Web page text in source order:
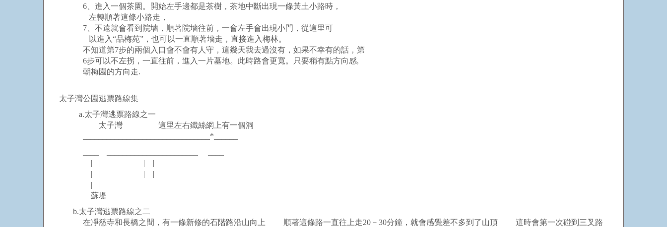
6、進入一個茶園。開始左手邊都是茶樹，茶地中斷出現一條黃土小路時，
左轉順著這條小路走，
7、不遠就會看到院墻，順著院墻往前，一會左手會出現小門，從這里可
以進入“品梅苑”，也可以一直順著墻走，直接進入梅林。
不知道第7步的兩個入口會不會有人守，這幾天我去過沒有，如果不幸有的話，第
6步可以不左拐，一直往前，進入一片墓地。此時路會更寬。只要稍有點方向感,
朝梅園的方向走.
太子灣公園逃票路線集
a.太子灣逃票路線之一
太子灣 這里左右鐵絲網上有一個洞
________________________________*______
| | | |
| | | |
| |
蘇堤
b.太子灣逃票路線之二
在凈慈寺和長橋之間，有一條新修的石階路沿山向上 順著這條路一直往上走20－30分鐘，就會感覺差不多到了山頂 這時會第一次碰到三叉路